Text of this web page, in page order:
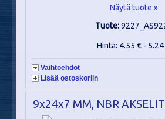
Näytä tuote »
Tuote:
Hinta: 4.55 € -
Vaihtoehdot
Lisää ostoskoriin
9x24x7 MM, NBR